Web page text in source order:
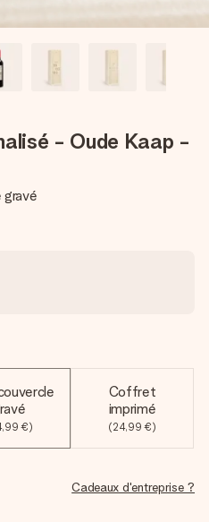
- Oude Kaap -
gravé
€)
Coffret
imprimé
(24,99 €)
Cadeaux d'entreprise ?